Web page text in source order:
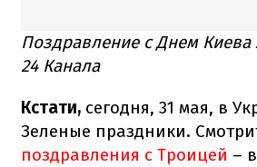
Поздравление с Днем
24 Канала
Кстати, сегодня, 31 мая, в
Зеленые праздники.
поздравления с Троицей –